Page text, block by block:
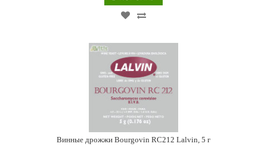
Винные дрожжи Bourgovin RC212 Lalvin, 5 г